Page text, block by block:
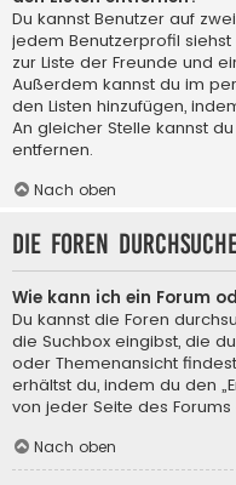
Du kannst Benutzer auf
jedem Benutzerprofil siehst
zur Liste der Freunde und
Außerdem kannst du im
den Listen hinzufügen,
An gleicher Stelle kannst
entfernen.
Nach oben
Die Foren
Wie kann ich ein Forum
Du kannst die Foren
die Suchbox eingibst, die
oder Themenansicht
erhältst du, indem du den
von jeder Seite des
Nach oben